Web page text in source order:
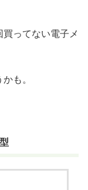
ってない電子メ
も。